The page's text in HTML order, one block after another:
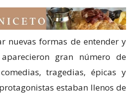
nuevas formas de entender y
gran número de
tragedias, épicas y
estaban llenos de